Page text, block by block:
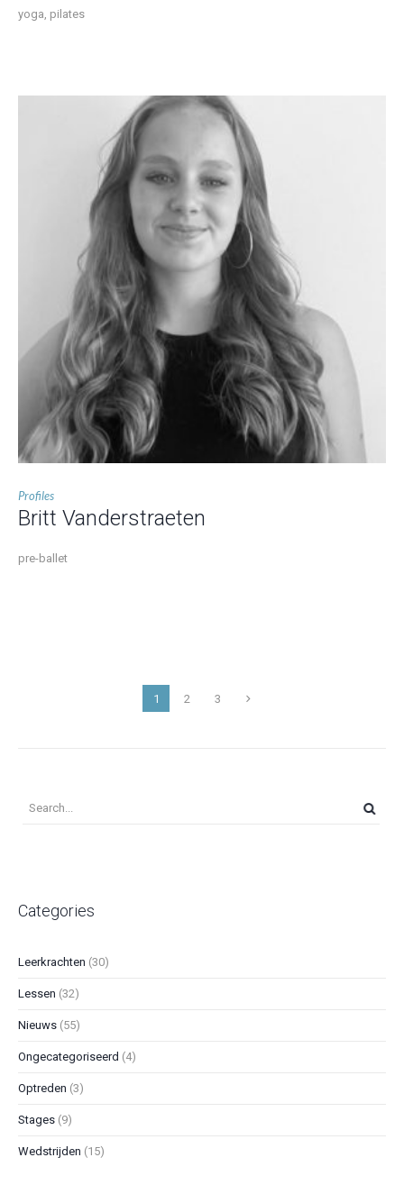
yoga, pilates
Profiles
Britt Vanderstraeten
pre-ballet
1 2 3
Categories
Leerkrachten (30)
Lessen (32)
Nieuws (55)
Ongecategoriseerd (4)
Optreden (3)
Stages (9)
Wedstrijden (15)